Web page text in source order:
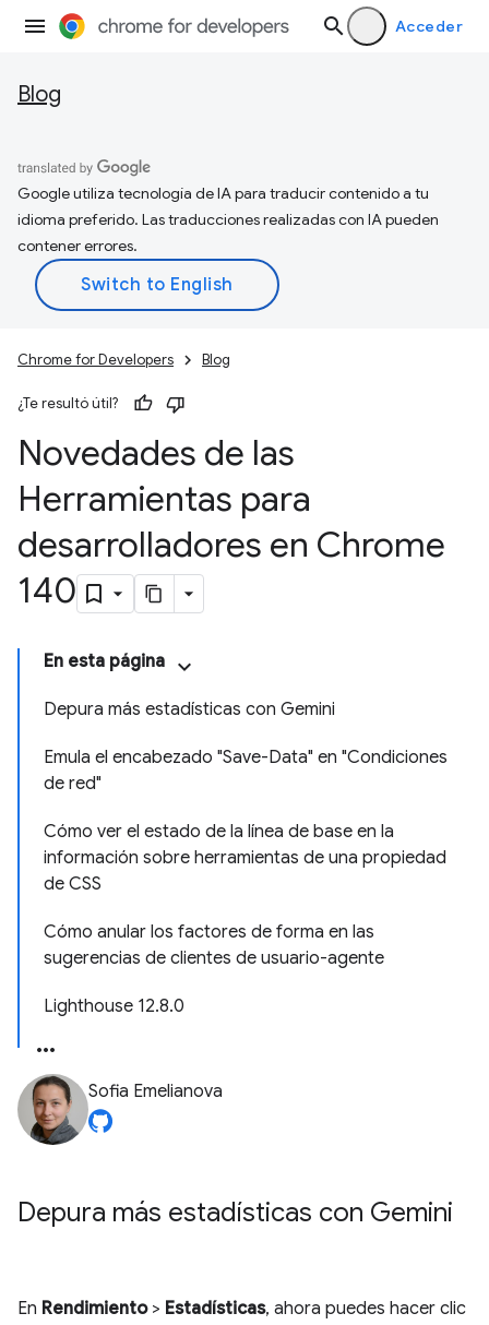
Acceder
Blog
Google utiliza tecnología de IA para traducir contenido a tu
idioma preferido. Las traducciones realizadas con IA pueden
contener errores.
Chrome for Developers Blog
¿Te resultó útil?
Novedades de las
Herramientas para
desarrolladores en Chrome
140
En esta página
Depura más estadísticas con Gemini
Emula el encabezado "Save-Data" en "Condiciones
de red"
Cómo ver el estado de la línea de base en la
información sobre herramientas de una propiedad
de CSS
Cómo anular los factores de forma en las
sugerencias de clientes de usuario-agente
Lighthouse 12.8.0
Sofia Emelianova
Depura más estadísticas con Gemini
En Rendimiento> Estadísticas, ahora puedes hacer clic